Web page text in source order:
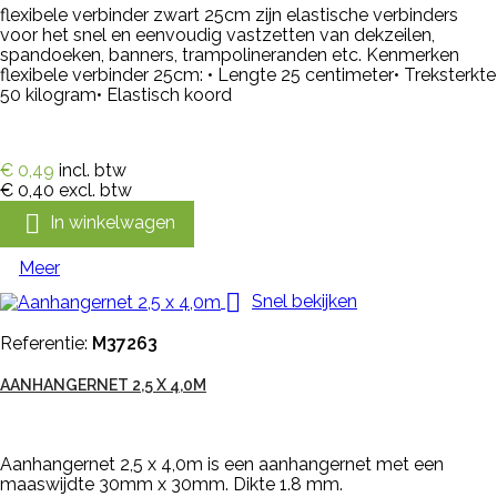
flexibele verbinder zwart 25cm zijn elastische verbinders
voor het snel en eenvoudig vastzetten van dekzeilen,
spandoeken, banners, trampolineranden etc. Kenmerken
flexibele verbinder 25cm: • Lengte 25 centimeter• Treksterkte
50 kilogram• Elastisch koord
€ 0,49 incl. btw
€ 0,40 excl. btw
 In winkelwagen
Meer
 Snel bekijken
Referentie: M37263
AANHANGERNET 2,5 X 4,0M
Aanhangernet 2,5 x 4,0m is een aanhangernet met een
maaswijdte 30mm x 30mm. Dikte 1.8 mm.